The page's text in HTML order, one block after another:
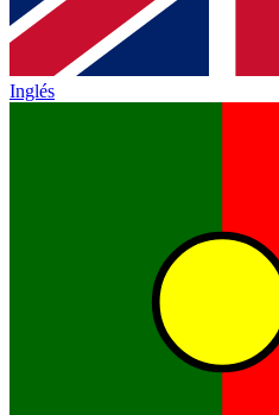
Inglés